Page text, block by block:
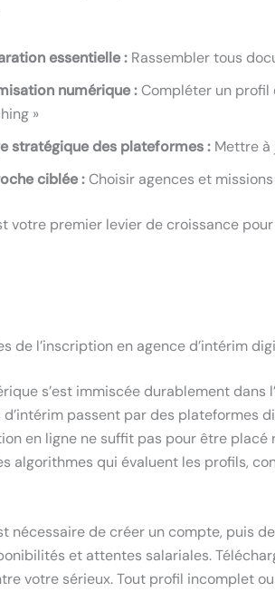
essentielle : Rassembler tous
numérique :Compléter un profil
»
stratégique des plateformes : Mettre à
ciblée :Choisir agences et
votre premier levier de croissance
de l’inscription en agence d’intérim
s’est immiscée durablement dans
d’intérim passent par des plateformes
en ligne ne suffit pas pour être
algorithmes qui évaluent les profils,
nécessaire de créer un compte, puis
et attentes salariales.
votre sérieux. Tout profil incomplet